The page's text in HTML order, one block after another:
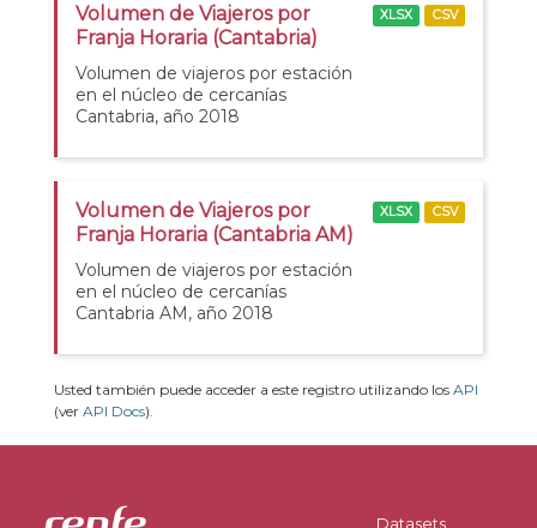
Volumen de Viajeros por
Franja Horaria (Cantabria)
Volumen de viajeros por estación
en el núcleo de cercanías
Cantabria, año 2018
XLSX CSV
Volumen de Viajeros por
Franja Horaria (Cantabria AM)
Volumen de viajeros por estación
en el núcleo de cercanías
Cantabria AM, año 2018
XLSX CSV
Usted también puede acceder a este registro utilizando los API
(ver API Docs).
Datasets